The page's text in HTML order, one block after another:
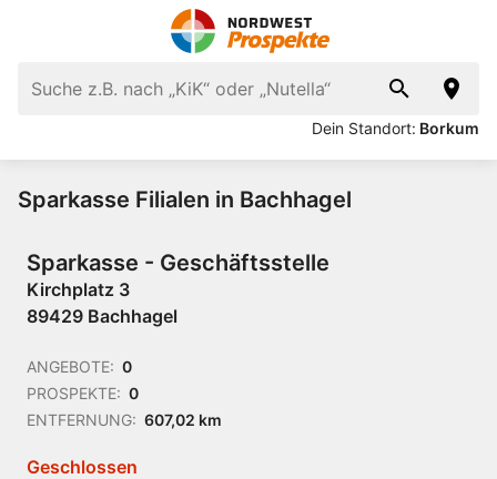
Dein Standort: Borkum
Sparkasse Filialen in Bachhagel
Sparkasse - Geschäftsstelle
Kirchplatz 3
89429 Bachhagel
ANGEBOTE: 0
PROSPEKTE: 0
ENTFERNUNG: 607,02 km
Geschlossen